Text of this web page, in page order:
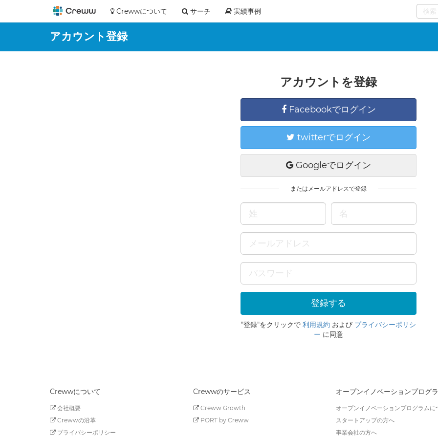
Crewwについて サーチ 実績事例
0
アカウント登録
アカウントを登録
Facebookでログイン
twitterでログイン
Googleでログイン
またはメールアドレスで登録
"登録"をクリックで 利用規約 および プライバシーポリシ
ー に同意
Crewwについて
会社概要
Crewwの沿革
プライバシーポリシー
Crewwのサービス
Creww Growth
PORT by Creww
オープンイノベーションプログ
オープンイノベーションプログラムに
スタートアップの方へ
事業会社の方へ